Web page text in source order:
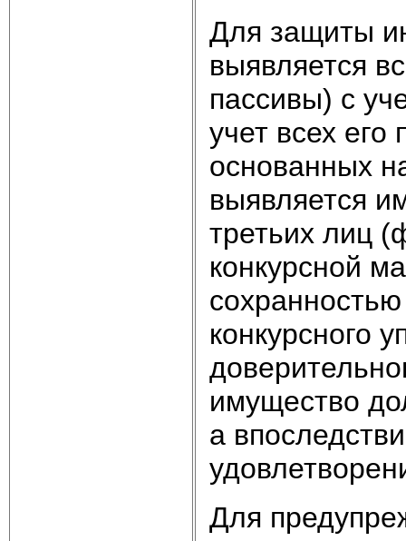
Для защиты
выявляется
пассивы) с
учет всех его
основанных
выявляется
третьих лиц
конкурсной
конкурсного
имущество
а
Для